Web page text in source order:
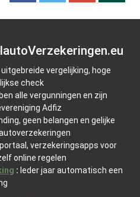
uitgebreide vergelijking, hoge
check
alle vergunningen en zijn
Adfiz
geen belangen en gelijke
verzekeringsapps voor
online regelen
: Ieder jaar automatisch een